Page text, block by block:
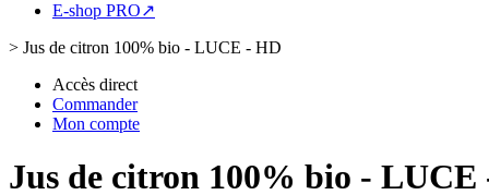
E-shop PRO↗
> Jus de citron 100% bio - LUCE - HD
Accès direct
Commander
Mon compte
Jus de citron 100% bio - LUCE